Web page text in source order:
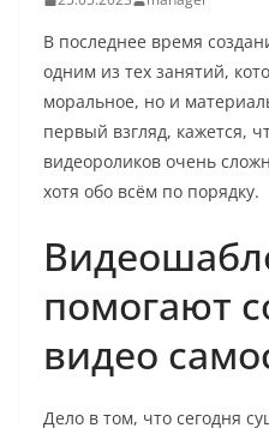
В последнее время
одним из тех занятий,
моральное, но и
первый взгляд, кажется,
видеороликов очень
хотя обо всём по порядку.
помогают
видео
Дело в том, что сегодня